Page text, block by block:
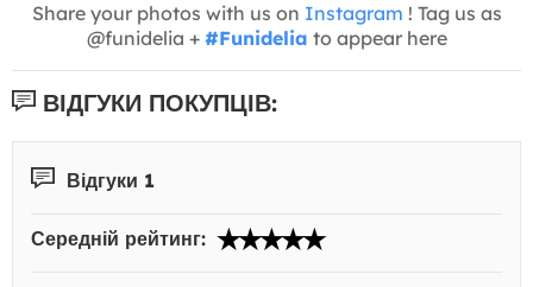
Share your photos with us on Instagram ! Tag us as
@funidelia + #Funidelia to appear here
ВІДГУКИ ПОКУПЦІВ:
Відгуки 1
Середній рейтинг: